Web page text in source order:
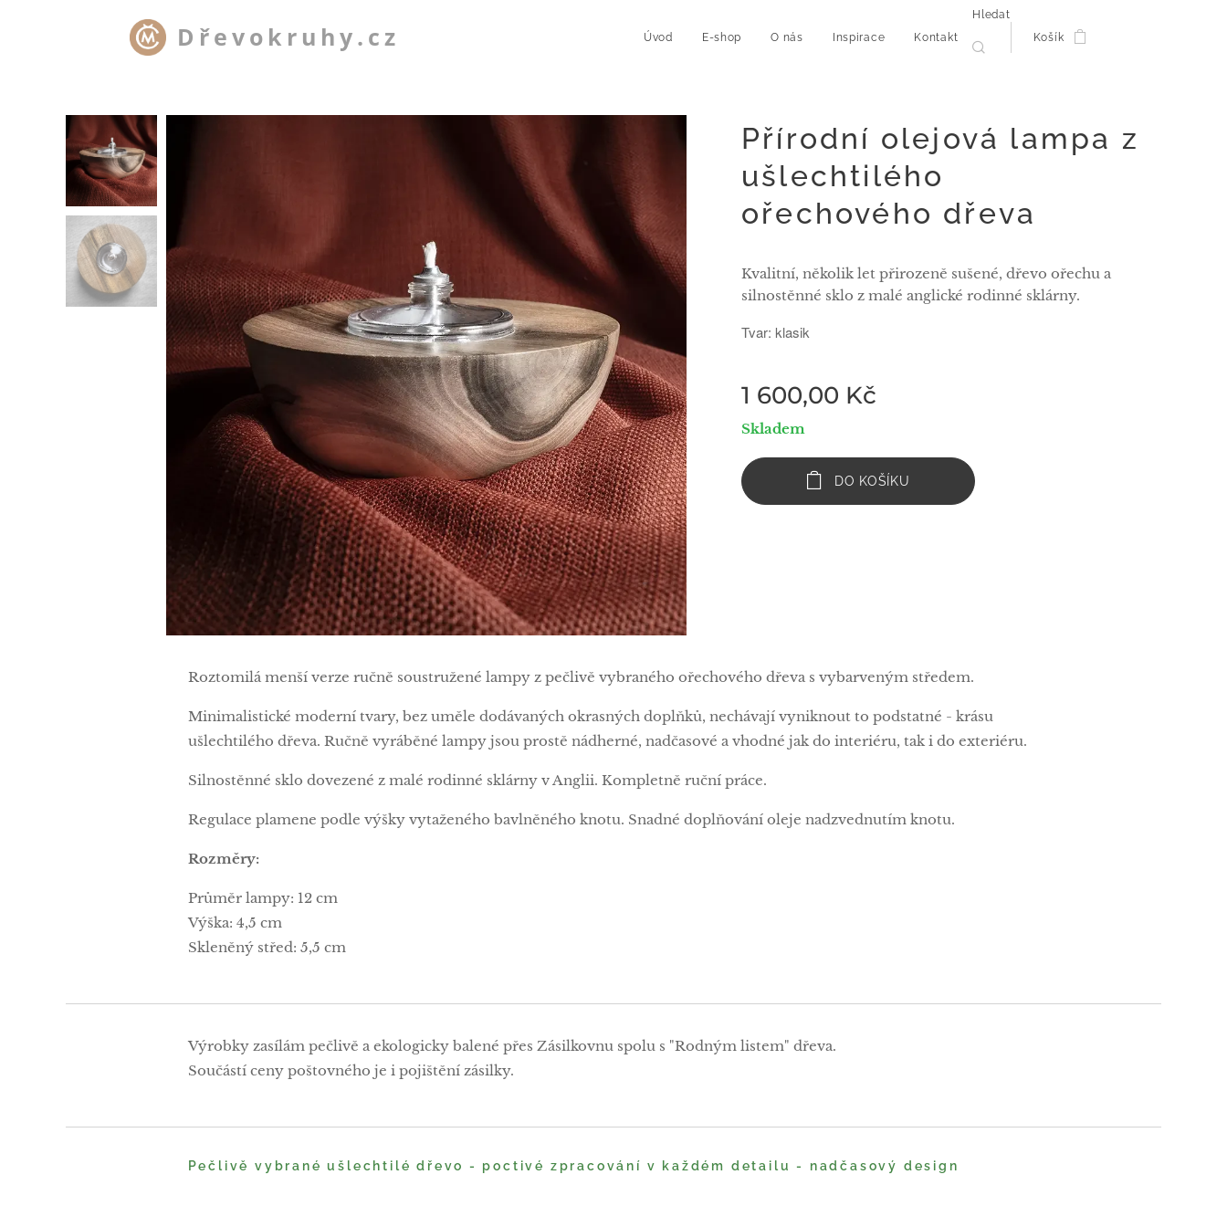
Dřevokruhy.cz Úvod E-shop O nás Inspirace Kontakt
Hledat
Košík
Přírodní olejová lampa z
ušlechtilého
ořechového dřeva
Kvalitní, několik let přirozeně sušené, dřevo ořechu a
silnostěnné sklo z malé anglické rodinné sklárny.
Tvar: klasik
1 600,00 Kč
Skladem
DO KOŠÍKU
Roztomilá menší verze ručně soustružené lampy z pečlivě vybraného ořechového dřeva s vybarveným středem.
Minimalistické moderní tvary, bez uměle dodávaných okrasných doplňků, nechávají vyniknout to podstatné - krásu
ušlechtilého dřeva. Ručně vyráběné lampy jsou prostě nádherné, nadčasové a vhodné jak do interiéru, tak i do exteriéru.
Silnostěnné sklo dovezené z malé rodinné sklárny v Anglii. Kompletně ruční práce.
Regulace plamene podle výšky vytaženého bavlněného knotu. Snadné doplňování oleje nadzvednutím knotu.
Rozměry:
Průměr lampy: 12 cm
Výška: 4,5 cm
Skleněný střed: 5,5 cm
Výrobky zasílám pečlivě a ekologicky balené přes Zásilkovnu spolu s "Rodným listem" dřeva.
Součástí ceny poštovného je i pojištění zásilky.
Pečlivě vybrané ušlechtilé dřevo - poctivé zpracování v každém detailu - nadčasový design